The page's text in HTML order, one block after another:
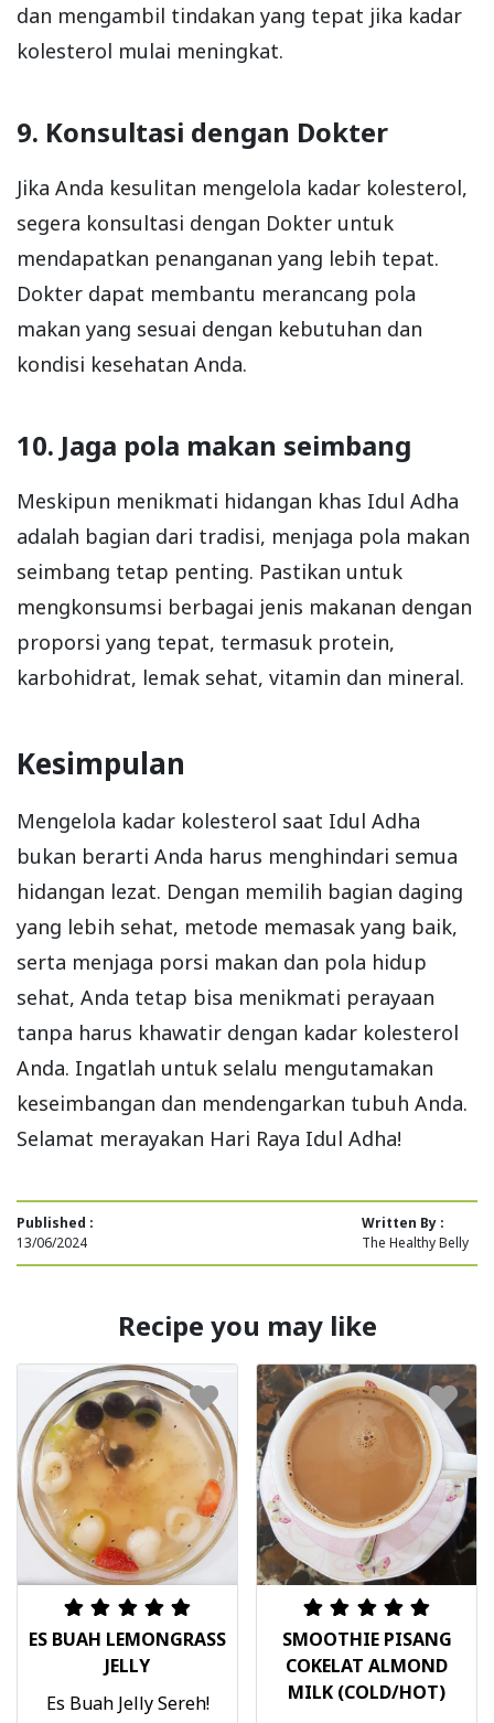
dan mengambil tindakan yang tepat jika kadar
kolesterol mulai meningkat.
9. Konsultasi dengan Dokter
Jika Anda kesulitan mengelola kadar kolesterol,
segera konsultasi dengan Dokter untuk
mendapatkan penanganan yang lebih tepat.
Dokter dapat membantu merancang pola
makan yang sesuai dengan kebutuhan dan
kondisi kesehatan Anda.
10. Jaga pola makan seimbang
Meskipun menikmati hidangan khas Idul Adha
adalah bagian dari tradisi, menjaga pola makan
seimbang tetap penting. Pastikan untuk
mengkonsumsi berbagai jenis makanan dengan
proporsi yang tepat, termasuk protein,
karbohidrat, lemak sehat, vitamin dan mineral.
Kesimpulan
Mengelola kadar kolesterol saat Idul Adha
bukan berarti Anda harus menghindari semua
hidangan lezat. Dengan memilih bagian daging
yang lebih sehat, metode memasak yang baik,
serta menjaga porsi makan dan pola hidup
sehat, Anda tetap bisa menikmati perayaan
tanpa harus khawatir dengan kadar kolesterol
Anda. Ingatlah untuk selalu mengutamakan
keseimbangan dan mendengarkan tubuh Anda.
Selamat merayakan Hari Raya Idul Adha!
Published :
13/06/2024
Written By :
The Healthy Belly
Recipe you may like
ES BUAH LEMONGRASS
JELLY
Es Buah Jelly Sereh!
SMOOTHIE PISANG
COKELAT ALMOND
MILK (COLD/HOT)